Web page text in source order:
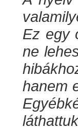
Ez egy
ne
hanem